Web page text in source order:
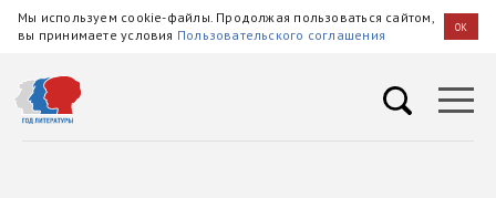
Мы используем cookie-файлы. Продолжая пользоваться сайтом,
вы принимаете условия Пользовательского соглашения OK